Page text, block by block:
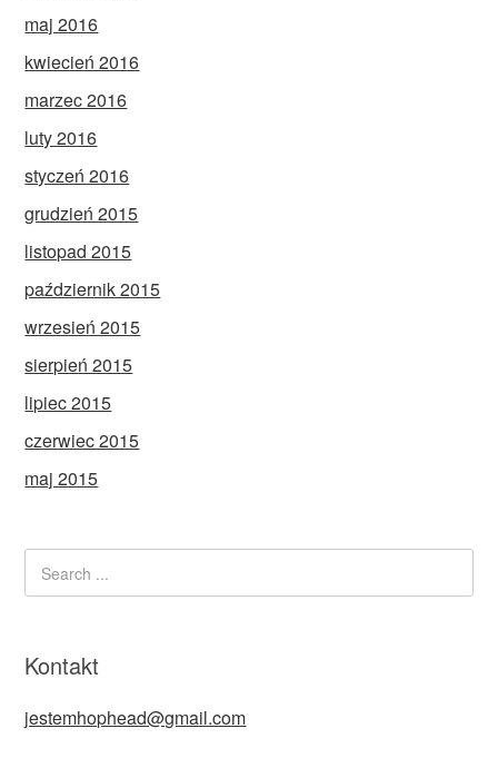
maj 2016
kwiecień 2016
marzec 2016
luty 2016
styczeń 2016
grudzień 2015
listopad 2015
październik 2015
wrzesień 2015
sierpień 2015
lipiec 2015
czerwiec 2015
maj 2015
Kontakt
jestemhophead@gmail.com